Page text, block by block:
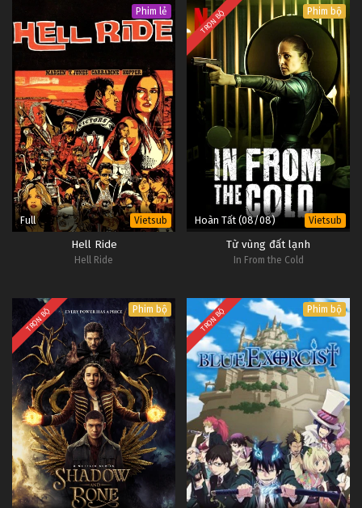
Phim lẻ
Full Vietsub
Hell Ride
Hell Ride
TRỌN BỘ Phim bộ
Hoàn Tất (08/08) Vietsub
Từ vùng đất lạnh
In From the Cold
TRỌN BỘ Phim bộ TRỌN BỘ Phim bộ